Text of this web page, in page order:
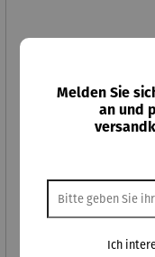
Melden Sie
an und
Ich